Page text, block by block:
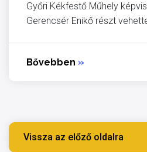
Győri Kékfestő Műhely
Gerencsér Enikő részt
Bővebben »
Vissza az előző oldalra